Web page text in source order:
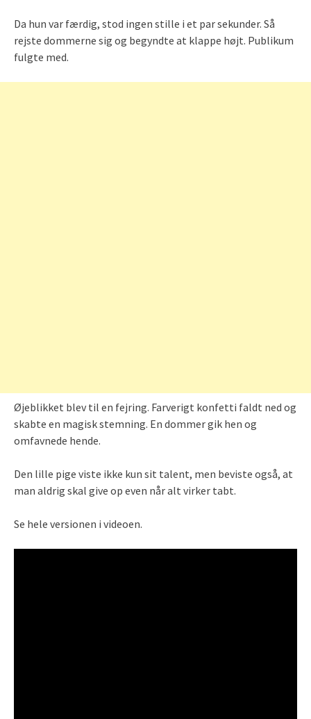
Da hun var færdig, stod ingen stille i et par sekunder. Så
rejste dommerne sig og begyndte at klappe højt. Publikum
fulgte med.
Øjeblikket blev til en fejring. Farverigt konfetti faldt ned og
skabte en magisk stemning. En dommer gik hen og
omfavnede hende.
Den lille pige viste ikke kun sit talent, men beviste også, at
man aldrig skal give op even når alt virker tabt.
Se hele versionen i videoen.